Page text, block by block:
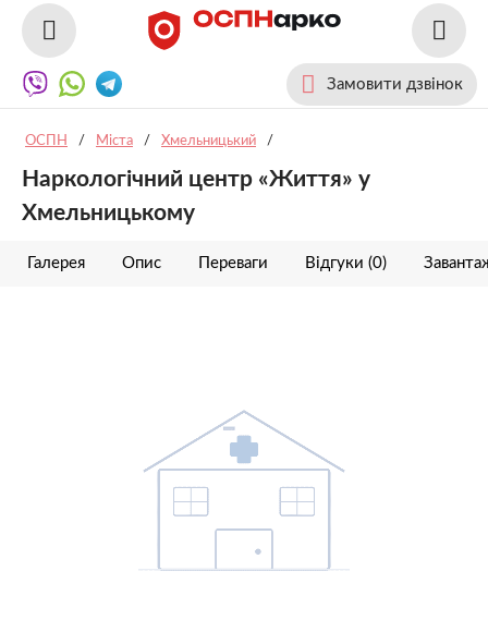
Замовити дзвінок
ОСПН / Міста / Хмельницький /
Наркологічний центр «Життя» у
Хмельницькому
Галерея Опис Переваги Відгуки (0)